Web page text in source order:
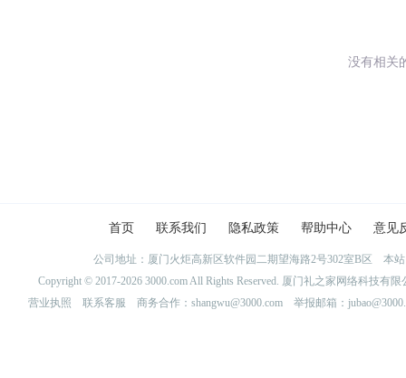
没有相关
首页 联系我们 隐私政策 帮助中心 意见
公司地址：厦门火炬高新区软件园二期望海路2号302室B区 本
Copyright © 2017-2026 3000.com All Rights Reserved. 厦门礼之家网络科技
营业执照
联系客服 商务合作：shangwu@3000.com 举报邮箱：